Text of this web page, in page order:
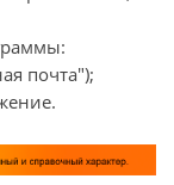
почта");